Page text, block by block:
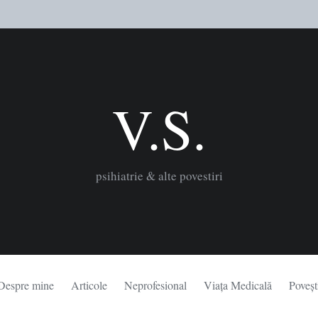
V.S.
psihiatrie & alte povestiri
mine Articole Neprofesional Viața Medicală